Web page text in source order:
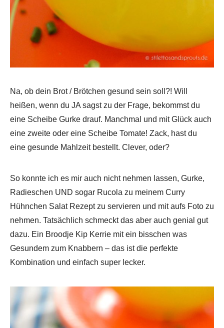
Na, ob dein Brot / Brötchen gesund sein soll?! Will
heißen, wenn du JA sagst zu der Frage, bekommst du
eine Scheibe Gurke drauf. Manchmal und mit Glück auch
eine zweite oder eine Scheibe Tomate! Zack, hast du
eine gesunde Mahlzeit bestellt. Clever, oder?
So konnte ich es mir auch nicht nehmen lassen, Gurke,
Radieschen UND sogar Rucola zu meinem Curry
Hühnchen Salat Rezept zu servieren und mit aufs Foto zu
nehmen. Tatsächlich schmeckt das aber auch genial gut
dazu. Ein Broodje Kip Kerrie mit ein bisschen was
Gesundem zum Knabbern – das ist die perfekte
Kombination und einfach super lecker.